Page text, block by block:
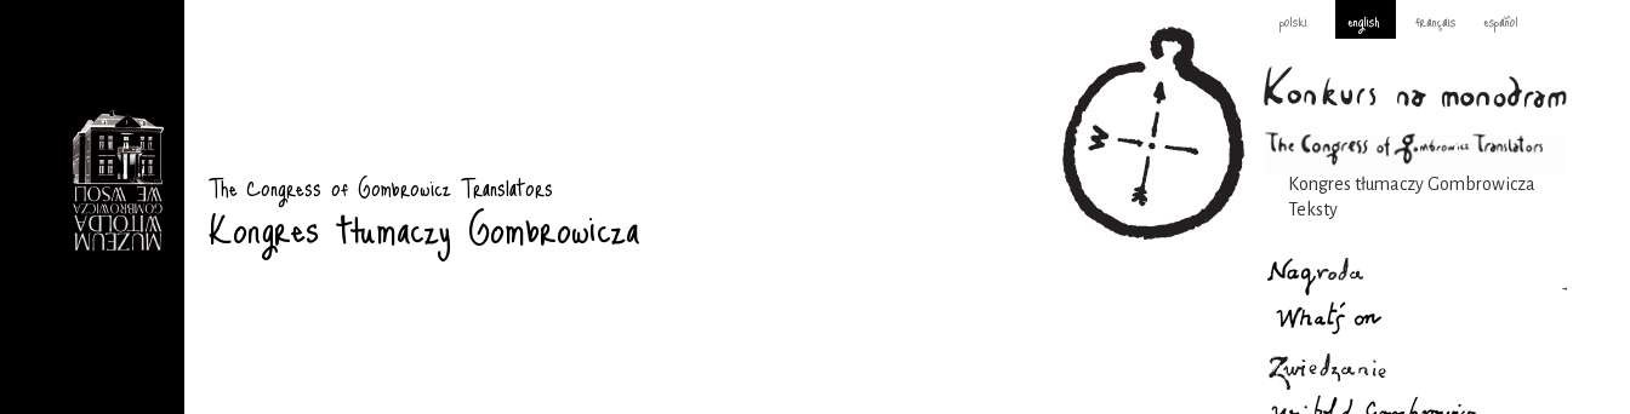
The Congress of Gombrowicz Translators
Kongres tłumaczy Gombrowicza
polski english français español
Kongres tłumaczy Gombrowicza
Teksty